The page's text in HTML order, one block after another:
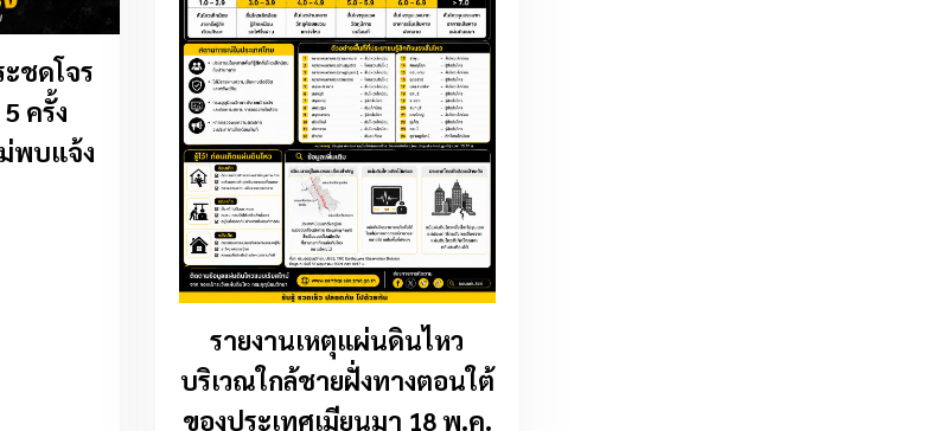
ชดโจร
ครั้ง
พบแจ้ง
รายงานเหตุแผ่นดินไหว
บริเวณใกล้ชายฝั่งทางตอนใต้
ของประเทศเมียนมา 18 พ.ค.